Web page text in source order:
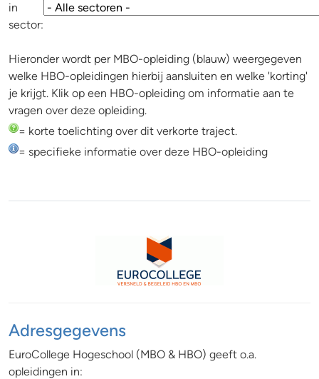
in
sector:
Hieronder wordt per MBO-opleiding (blauw) weergegeven
welke HBO-opleidingen hierbij aansluiten en welke 'korting'
je krijgt. Klik op een HBO-opleiding om informatie aan te
vragen over deze opleiding.
= korte toelichting over dit verkorte traject.
= specifieke informatie over deze HBO-opleiding
Adresgegevens
EuroCollege Hogeschool (MBO & HBO) geeft o.a.
opleidingen in: